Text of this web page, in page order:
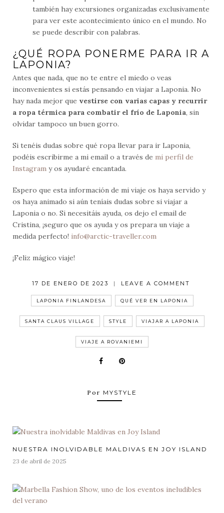
también hay excursiones organizadas exclusivamente
para ver este acontecimiento único en el mundo. No
se puede describir con palabras.
¿QUÉ ROPA PONERME PARA IR A
LAPONIA?
Antes que nada, que no te entre el miedo o veas
inconvenientes si estás pensando en viajar a Laponia. No
hay nada mejor que vestirse con varias capas y recurrir
a ropa térmica para combatir el frío de Laponia, sin
olvidar tampoco un buen gorro.
Si tenéis dudas sobre qué ropa llevar para ir Laponia,
podéis escribirme a mi email o a través de mi perfil de
Instagram y os ayudaré encantada.
Espero que esta información de mi viaje os haya servido y
os haya animado si aún teníais dudas sobre si viajar a
Laponia o no. Si necesitáis ayuda, os dejo el email de
Cristina, ¡seguro que os ayuda y os prepara un viaje a
medida perfecto! info@arctic-traveller.com
¡Feliz mágico viaje!
POSTED17 DE ENERO DE 2023 | LEAVE A COMMENT
NUESTRO
MÁGICO
VIAJE
LAPONIA
LAPONIA FINLANDESA QUÉ VER EN LAPONIA
SANTA CLAUS VILLAGE STYLE VIAJAR A LAPONIA
VIAJE A ROVANIEMI
Por MYSTYLE
NUESTRA INOLVIDABLE MALDIVAS EN JOY ISLAND
Posted
23 de abril de 2025